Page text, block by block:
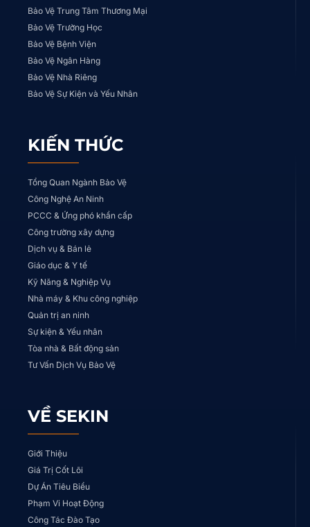
Bảo Vệ Trung Tâm Thương Mại
Bảo Vệ Trường Học
Bảo Vệ Bệnh Viện
Bảo Vệ Ngân Hàng
Bảo Vệ Nhà Riêng
Bảo Vệ Sự Kiện và Yếu Nhân
KIẾN THỨC
Tổng Quan Ngành Bảo Vệ
Công Nghệ An Ninh
PCCC & Ứng phó khẩn cấp
Công trường xây dựng
Dịch vụ & Bán lẻ
Giáo dục & Y tế
Kỹ Năng & Nghiệp Vụ
Nhà máy & Khu công nghiệp
Quản trị an ninh
Sự kiện & Yếu nhân
Tòa nhà & Bất động sản
Tư Vấn Dịch Vụ Bảo Vệ
VỀ SEKIN
Giới Thiệu
Giá Trị Cốt Lõi
Dự Án Tiêu Biểu
Phạm Vi Hoạt Động
Công Tác Đào Tạo